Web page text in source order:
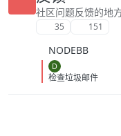
社区问题反馈的地
35 151
NODEBB
D
检查垃圾邮件